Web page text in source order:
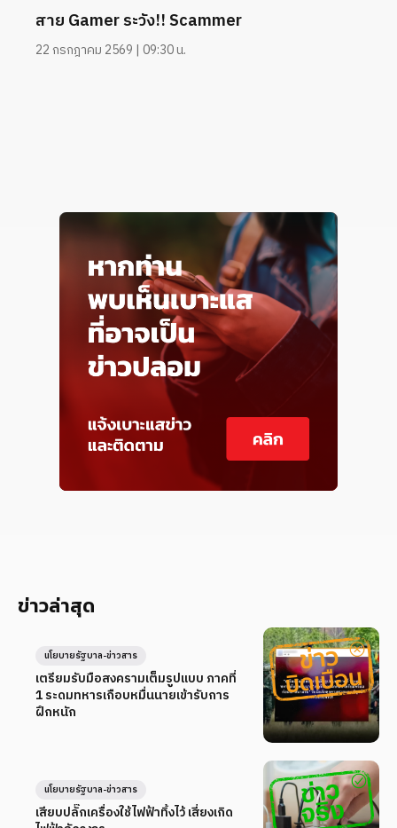
สาย Gamer ระวัง!! Scammer
22 กรกฎาคม 2569 | 09:30 น.
ข่าวล่าสุด
เตรียมรับมือสงครามเต็มรูปแบบ ภาคที่
1 ระดมทหารเกือบหมื่นนายเข้ารับการ
ฝึกหนัก
นโยบายรัฐบาล-ข่าวสาร
เสียบปลั๊กเครื่องใช้ไฟฟ้าทิ้งไว้ เสี่ยงเกิด
นโยบายรัฐบาล-ข่าวสาร